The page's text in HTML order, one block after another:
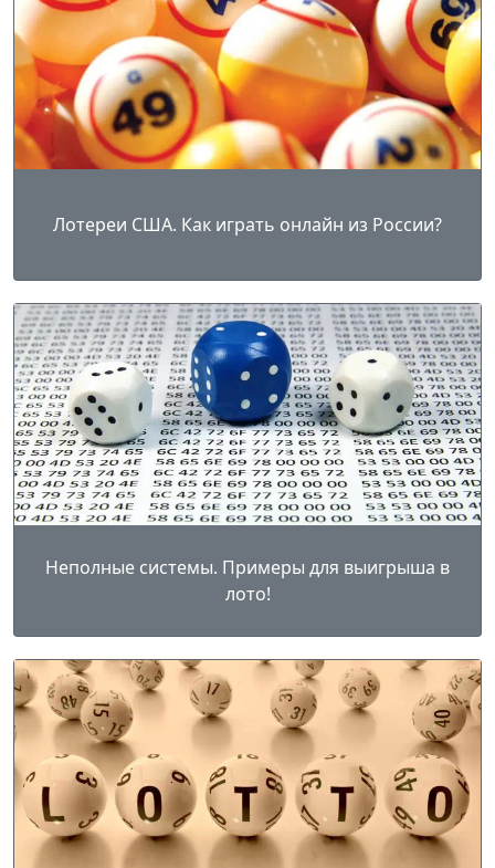
Лотереи США. Как играть онлайн из России?
Неполные системы. Примеры для выигрыша в
лото!